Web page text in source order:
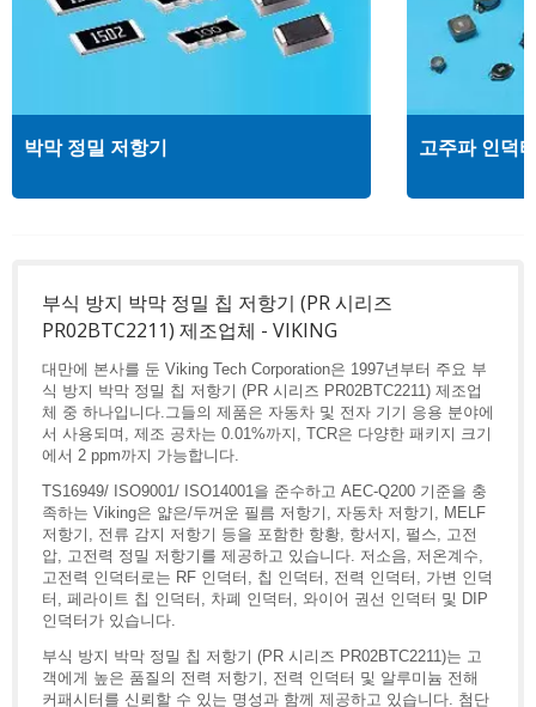
박막 정밀 저항기 고주파 인덕
부식 방지 박막 정밀 칩 저항기 (PR 시리즈
PR02BTC2211) 제조업체 - VIKING
대만에 본사를 둔 Viking Tech Corporation은 1997년부터 주요 부
식 방지 박막 정밀 칩 저항기 (PR 시리즈 PR02BTC2211) 제조업
체 중 하나입니다.그들의 제품은 자동차 및 전자 기기 응용 분야에
서 사용되며, 제조 공차는 0.01%까지, TCR은 다양한 패키지 크기
에서 2 ppm까지 가능합니다.
TS16949/ ISO9001/ ISO14001을 준수하고 AEC-Q200 기준을 충
족하는 Viking은 얇은/두꺼운 필름 저항기, 자동차 저항기, MELF
저항기, 전류 감지 저항기 등을 포함한 항황, 항서지, 펄스, 고전
압, 고전력 정밀 저항기를 제공하고 있습니다. 저소음, 저온계수,
고전력 인덕터로는 RF 인덕터, 칩 인덕터, 전력 인덕터, 가변 인덕
터, 페라이트 칩 인덕터, 차폐 인덕터, 와이어 권선 인덕터 및 DIP
인덕터가 있습니다.
부식 방지 박막 정밀 칩 저항기 (PR 시리즈 PR02BTC2211)는 고
객에게 높은 품질의 전력 저항기, 전력 인덕터 및 알루미늄 전해
커패시터를 신뢰할 수 있는 명성과 함께 제공하고 있습니다. 첨단